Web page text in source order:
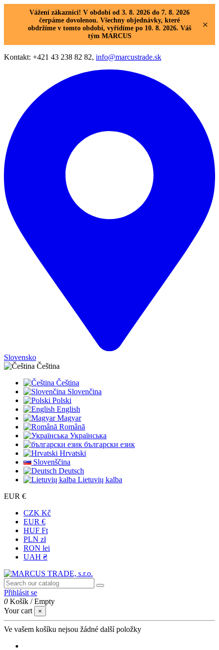
Vážení zákazníci! V období od 3. 8. 2026 do 7. 8. 2026
čerpáme dovolenou. Všechny objednávky, které
obdržíme v tomto období, vyřídíme po 10. 8. 2026. Váš
tým MARCUS
×
Kontakt: +421 43 238 82 82, info@marcustrade.sk
Slovensko
Čeština
Čeština
Slovenčina
Polski
English
Magyar
Română
Українська
български език
Hrvatski
Slovenščina
Deutsch
Lietuvių kalba
EUR €
CZK Kč
EUR €
HUF Ft
PLN zł
RON lei
UAH ₴
Přihlásit se
0 Košík /Empty
Your cart
×
Ve vašem košíku nejsou žádné další položky